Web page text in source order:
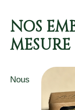
NOS
MESURE
Nous